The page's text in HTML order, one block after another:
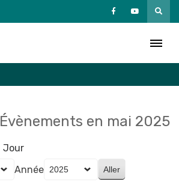
Évènements en mai 2025
Jour
Année